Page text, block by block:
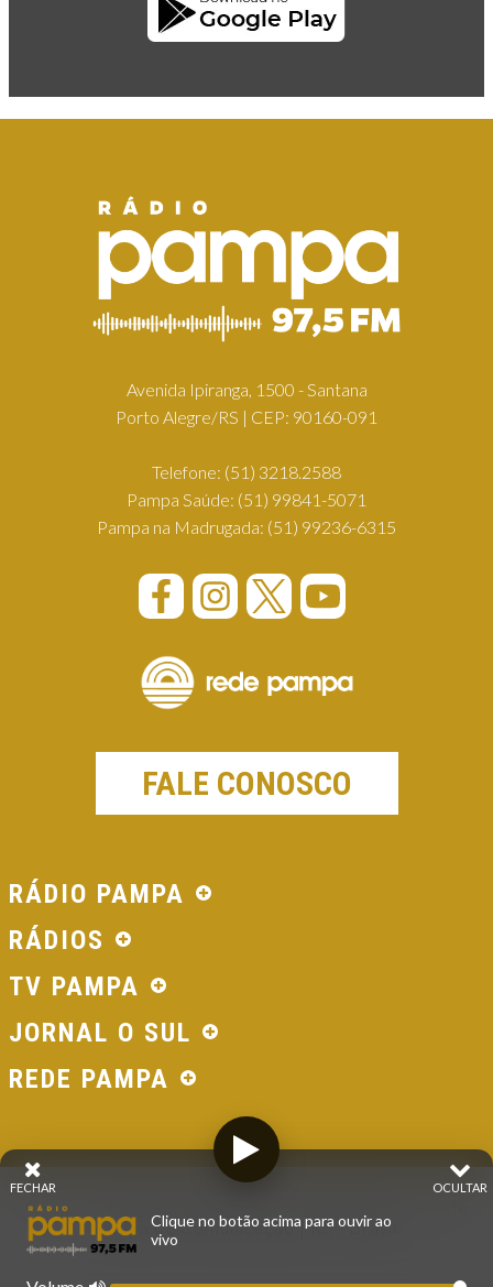
Avenida Ipiranga, 1500 - Santana
Porto Alegre/RS | CEP: 90160-091
Telefone: (51) 3218.2588
Pampa Saúde: (51) 99841-5071
Pampa na Madrugada: (51) 99236-6315
FALE CONOSCO
RÁDIO PAMPA
RÁDIOS
TV PAMPA
JORNAL O SUL
REDE PAMPA
© 2026 - Direitos Reservados - Rádio Pampa - Rede
Pampa de Comunicação | RS - Brasil.
OCULTAR
FECHAR
Clique no botão acima para ouvir ao
vivo